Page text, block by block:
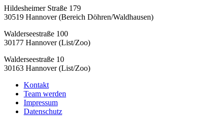
Hildesheimer Straße 179
30519 Hannover (Bereich Döhren/Waldhausen)
Walderseestraße 100
30177 Hannover (List/Zoo)
Walderseestraße 10
30163 Hannover (List/Zoo)
Kontakt
Team werden
Impressum
Datenschutz